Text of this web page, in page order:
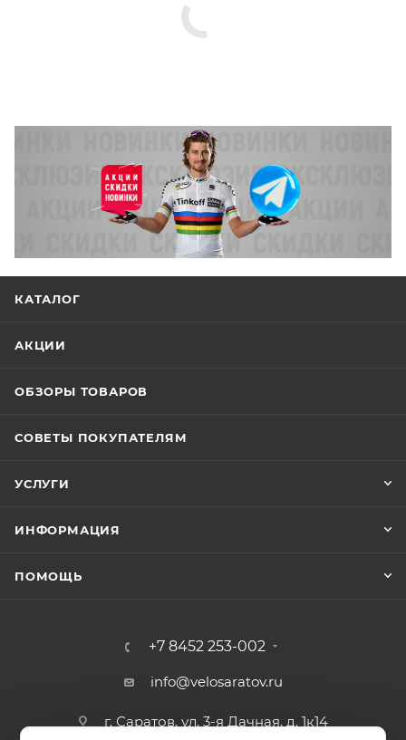
КАТАЛОГ
АКЦИИ
ОБЗОРЫ ТОВАРОВ
СОВЕТЫ ПОКУПАТЕЛЯМ
УСЛУГИ
ИНФОРМАЦИЯ
ПОМОЩЬ
+7 8452 253-002
info@velosaratov.ru
г. Саратов, ул. 3-я Дачная, д. 1к14